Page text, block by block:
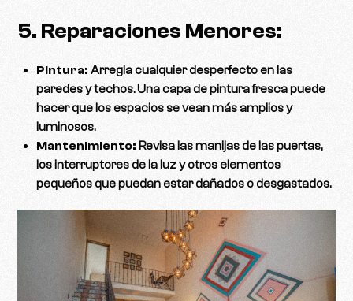
5. Reparaciones Menores:
Pintura: Arregla cualquier desperfecto en las
paredes y techos. Una capa de pintura fresca puede
hacer que los espacios se vean más amplios y
luminosos.
Mantenimiento: Revisa las manijas de las puertas,
los interruptores de la luz y otros elementos
pequeños que puedan estar dañados o desgastados.